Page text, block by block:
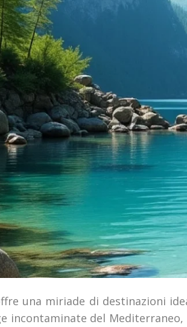
una miriade di destinazioni
incontaminate del